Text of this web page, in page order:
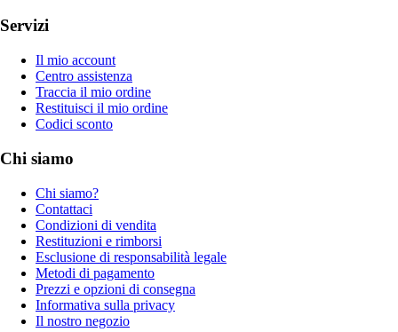
Servizi
Il mio account
Centro assistenza
Traccia il mio ordine
Restituisci il mio ordine
Codici sconto
Chi siamo
Chi siamo?
Contattaci
Condizioni di vendita
Restituzioni e rimborsi
Esclusione di responsabilità legale
Metodi di pagamento
Prezzi e opzioni di consegna
Informativa sulla privacy
Il nostro negozio